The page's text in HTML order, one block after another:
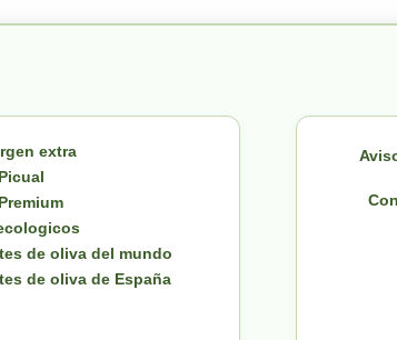
extra
de oliva del mundo
de oliva de España